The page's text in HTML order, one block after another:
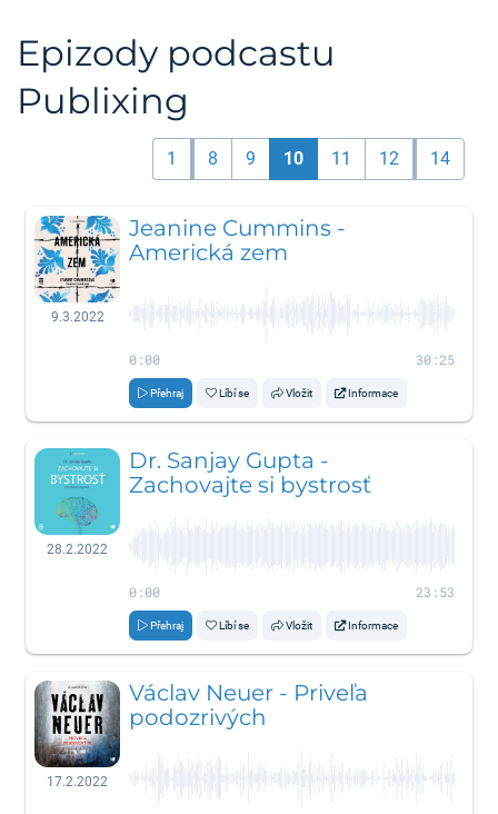
Epizody podcastu
Publixing
1 8 9 10 11 12 14
9.3.2022
Jeanine Cummins -
Americká zem
0:00 30:25
Přehraj Líbí se Vložit Informace
28.2.2022
Dr. Sanjay Gupta -
Zachovajte si bystrosť
0:00 23:53
Přehraj Líbí se Vložit Informace
17.2.2022
Václav Neuer - Priveľa
podozrivých